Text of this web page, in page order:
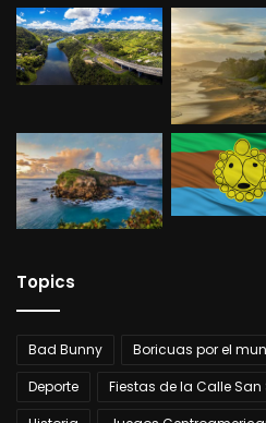
Topics
Bad Bunny Boricuas por el
Deporte
Fiestas de la Calle